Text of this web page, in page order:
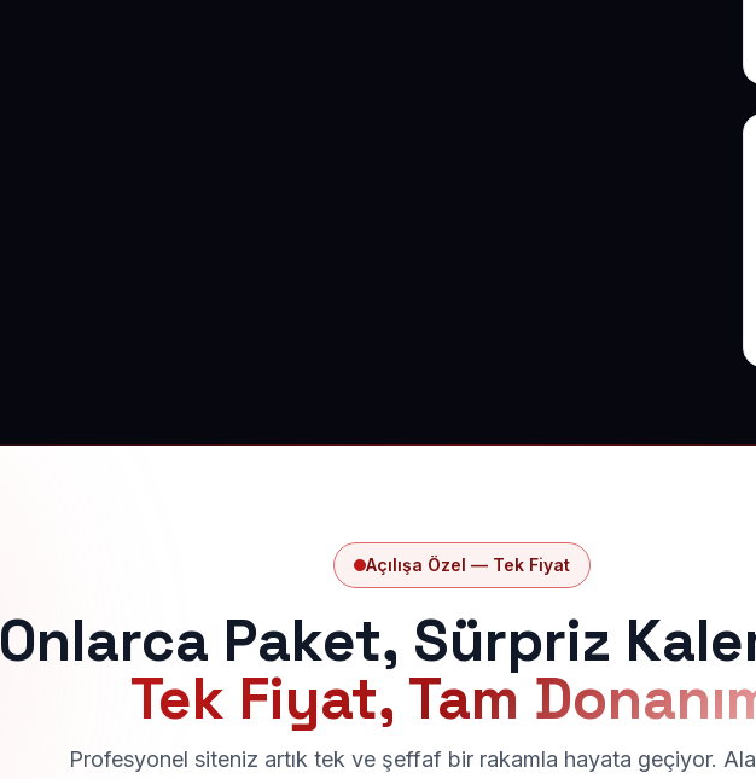
Açılışa Özel — Tek Fiyat
Onlarca Paket, Sürpriz
Tek Fiyat, Tam
Profesyonel siteniz artık tek ve şeffaf bir rakamla hayata geçiyor.